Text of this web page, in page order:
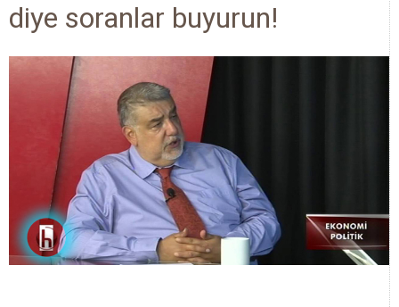
diye soranlar buyurun!